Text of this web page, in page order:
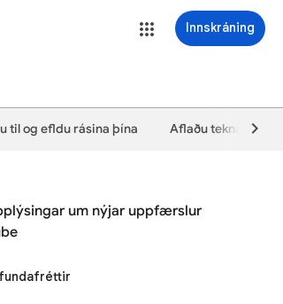
Innskráning
til og efldu rásina þína Aflaðu tekna af
um nýjar uppfærslur